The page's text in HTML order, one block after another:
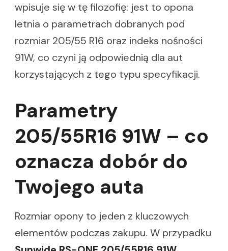
wpisuje się w tę filozofię: jest to opona
letnia o parametrach dobranych pod
rozmiar 205/55 R16 oraz indeks nośności
91W, co czyni ją odpowiednią dla aut
korzystających z tego typu specyfikacji.
Parametry
205/55R16 91W – co
oznacza dobór do
Twojego auta
Rozmiar opony to jeden z kluczowych
elementów podczas zakupu. W przypadku